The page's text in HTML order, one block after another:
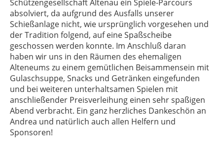
Schützengesellschaft Altenau ein Spiele-Parcours
absolviert, da aufgrund des Ausfalls unserer
Schießanlage nicht, wie ursprünglich vorgesehen und
der Tradition folgend, auf eine Spaßscheibe
geschossen werden konnte. Im Anschluß daran
haben wir uns in den Räumen des ehemaligen
Alteneums zu einem gemütlichen Beisammensein mit
Gulaschsuppe, Snacks und Getränken eingefunden
und bei weiteren unterhaltsamen Spielen mit
anschließender Preisverleihung einen sehr spaßigen
Abend verbracht. Ein ganz herzliches Dankeschön an
Andrea und natürlich auch allen Helfern und
Sponsoren!